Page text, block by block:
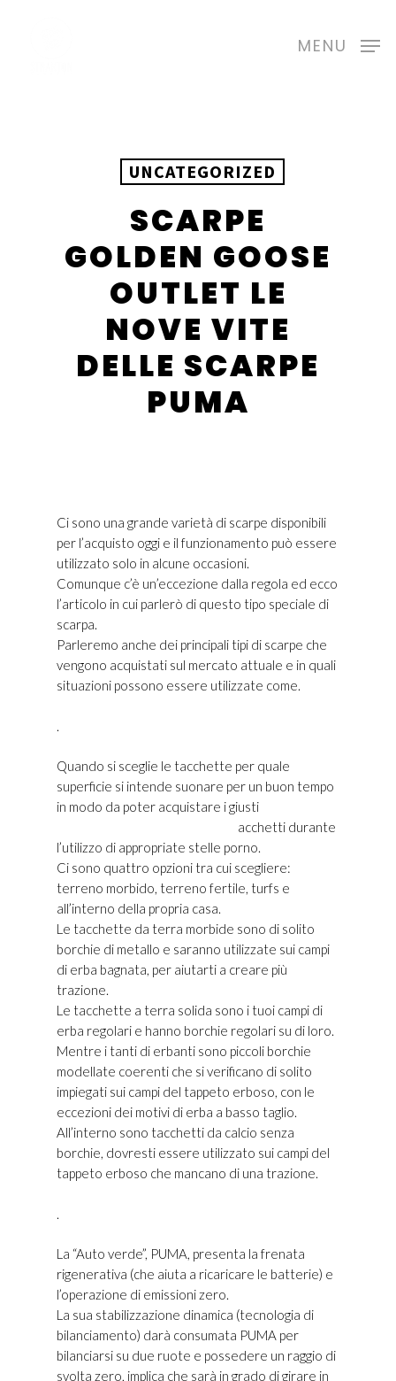
MENU
UNCATEGORIZED
SCARPE
GOLDEN GOOSE
OUTLET LE
NOVE VITE
DELLE SCARPE
PUMA
Ci sono una grande varietà di scarpe disponibili
per l’acquisto oggi e il funzionamento può essere
utilizzato solo in alcune occasioni.
Comunque c’è un’eccezione dalla regola ed ecco
l’articolo in cui parlerò di questo tipo speciale di
scarpa.
Parleremo anche dei principali tipi di scarpe che
vengono acquistati sul mercato attuale e in quali
situazioni possono essere utilizzate come.
Quando si sceglie le tacchette per quale
superficie si intende suonare per un buon tempo
in modo da poter acquistare i giusti
acchetti durante
l’utilizzo di appropriate stelle porno.
Ci sono quattro opzioni tra cui scegliere:
terreno morbido, terreno fertile, turfs e
all’interno della propria casa.
Le tacchette da terra morbide sono di solito
borchie di metallo e saranno utilizzate sui campi
di erba bagnata, per aiutarti a creare più
trazione.
Le tacchette a terra solida sono i tuoi campi di
erba regolari e hanno borchie regolari su di loro.
Mentre i tanti di erbanti sono piccoli borchie
modellate coerenti che si verificano di solito
impiegati sui campi del tappeto erboso, con le
eccezioni dei motivi di erba a basso taglio.
All’interno sono tacchetti da calcio senza
borchie, dovresti essere utilizzato sui campi del
tappeto erboso che mancano di una trazione.
La “Auto verde”, PUMA, presenta la frenata
rigenerativa (che aiuta a ricaricare le batterie) e
l’operazione di emissioni zero.
La sua stabilizzazione dinamica (tecnologia di
bilanciamento) darà consumata PUMA per
bilanciarsi su due ruote e possedere un raggio di
svolta zero, implica che sarà in grado di girare in